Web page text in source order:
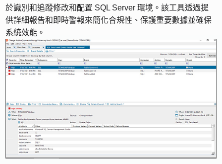
於識別和追蹤修改和配置 SQL Server 環境。該工具透過提
供詳細報告和即時警報來簡化合規性、保護重要數據並確保
系統效能。